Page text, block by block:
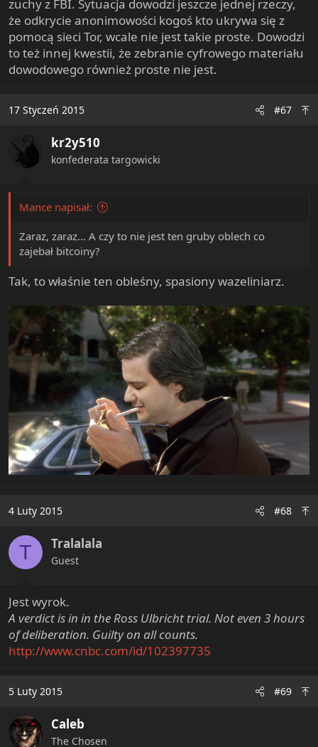
zuchy z FBI. Sytuacja dowodzi jeszcze jednej rzeczy,
że odkrycie anonimowości kogoś kto ukrywa się z
pomocą sieci Tor, wcale nie jest takie proste. Dowodzi
to też innej kwestii, że zebranie cyfrowego materiału
dowodowego również proste nie jest.
17 Styczeń 2015 #67
kr2y510
konfederata targowicki
Mance napisał:
Zaraz, zaraz... A czy to nie jest ten gruby oblech co
zajebał bitcoiny?
Tak, to właśnie ten obleśny, spasiony wazeliniarz.
4 Luty 2015 #68
T Tralalala
Guest
Jest wyrok.
A verdict is in in the Ross Ulbricht trial. Not even 3 hours
of deliberation. Guilty on all counts.
http://www.cnbc.com/id/102397735
5 Luty 2015 #69
Caleb
The Chosen